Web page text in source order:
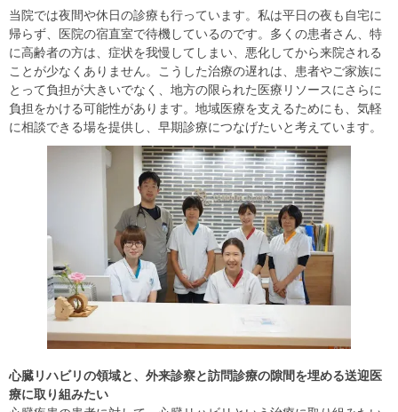
当院では夜間や休日の診療も行っています。私は平日の夜も自宅に
帰らず、医院の宿直室で待機しているのです。多くの患者さん、特
に高齢者の方は、症状を我慢してしまい、悪化してから来院される
ことが少なくありません。こうした治療の遅れは、患者やご家族に
とって負担が大きいでなく、地方の限られた医療リソースにさらに
負担をかける可能性があります。地域医療を支えるためにも、気軽
に相談できる場を提供し、早期診療につなげたいと考えています。
心臓リハビリの領域と、外来診察と訪問診療の隙間を埋める送迎医
療に取り組みたい